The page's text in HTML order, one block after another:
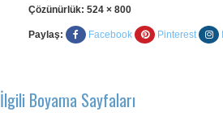
Çözünürlük: 524 × 800
Paylaş: Facebook Pinterest
İlgili Boyama Sayfaları